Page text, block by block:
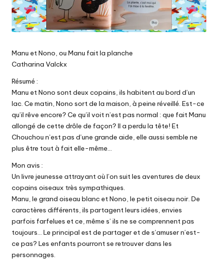
Manu et Nono, ou Manu fait la planche
Catharina Valckx
Résumé :
Manu et Nono sont deux copains, ils habitent au bord d’un
lac. Ce matin, Nono sort de la maison, à peine réveillé. Est-ce
qu’il rêve encore? Ce qu’il voit n’est pas normal : que fait Manu
allongé de cette drôle de façon? Il a perdu la tête! Et
Chouchou n’est pas d’une grande aide, elle aussi semble ne
plus être tout à fait elle-même…
Mon avis :
Un livre jeunesse attrayant où l’on suit les aventures de deux
copains oiseaux très sympathiques.
Manu, le grand oiseau blanc et Nono, le petit oiseau noir. De
caractères différents, ils partagent leurs idées, envies
parfois farfelues et ce, même s’ ils ne se comprennent pas
toujours… Le principal est de partager et de s’amuser n’est-
ce pas? Les enfants pourront se retrouver dans les
personnages.